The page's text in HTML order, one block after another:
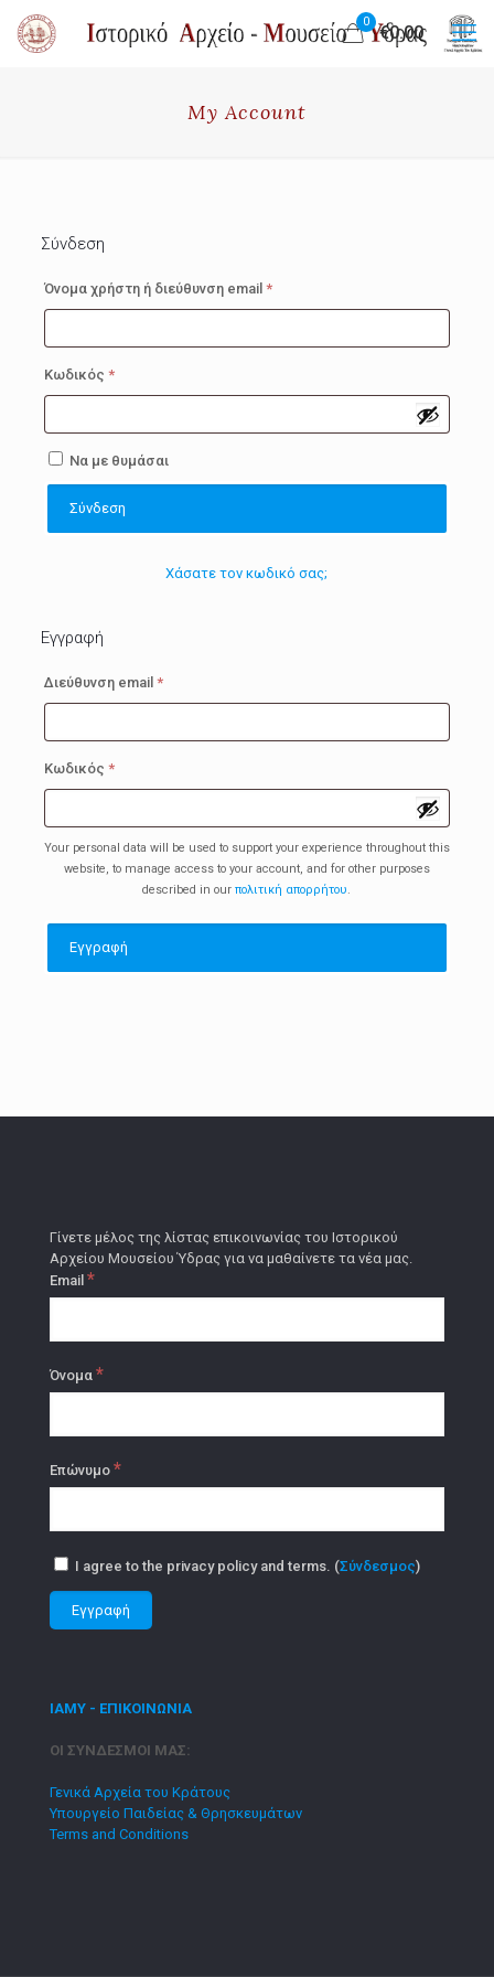
0
€0.00
My Account
Σύνδεση
Όνομα χρήστη ή διεύθυνση email *Απαιτείται
Κωδικός *Απαιτείται
Να με θυμάσαι
Σύνδεση
Χάσατε τον κωδικό σας;
Εγγραφή
Διεύθυνση email *Απαιτείται
Κωδικός *Απαιτείται
Your personal data will be used to support your experience throughout this
website, to manage access to your account, and for other purposes
described in ourπολιτική απορρήτου.
Εγγραφή
Γίνετε μέλος της λίστας επικοινωνίας του Ιστορικού
Αρχείου Μουσείου Ύδρας για να μαθαίνετε τα νέα μας.
Email *
Όνομα *
Επώνυμο *
I agree to the privacy policy and terms. (Σύνδεσμος)
ΙΑΜΥ - ΕΠΙΚΟΙΝΩΝΙΑ
ΟΙ ΣΥΝΔΕΣΜΟΙ ΜΑΣ:
Γενικά Αρχεία του Κράτους
Υπουργείο Παιδείας & Θρησκευμάτων
Terms and Conditions